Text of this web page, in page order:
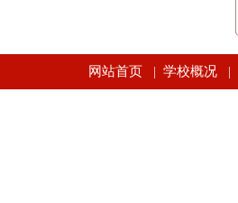
网站首页 学校概况